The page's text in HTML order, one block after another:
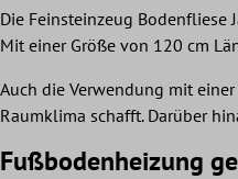
Die Feinsteinzeug Bodenfliese
Mit einer Größe von 120 cm
Auch die Verwendung mit
Raumklima schafft. Darüber
Fußbodenheizung